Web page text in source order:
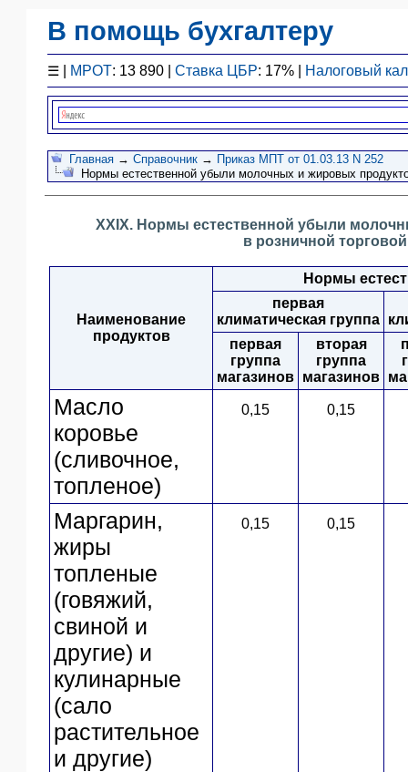
В помощь бухгалтеру
☰ МРОТ: 13 890 | Ставка ЦБР: 17% | Налоговый
Законодательство
F1 - Отчетность
План счетов
Справочник
Упрощенка
Договоры
ЭДО
Главная → Справочник → Приказ МПТ от 01.03.13 N 252
Нормы естественной убыли молочных и жировых
XXIX. Нормы естественной убыли
в розничной
Наименование
продуктов
Нормы
первая
климатическая группа
первая
группа
магазинов
вторая
группа
магазинов
Масло
коровье
(сливочное,
топленое)
0,15 0,15
Маргарин,
жиры
топленые
(говяжий,
свиной и
другие) и
кулинарные
(сало
растительное
и другие)
0,15 0,15